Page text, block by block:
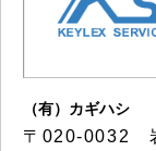
（有）カギハシ
〒020-0032